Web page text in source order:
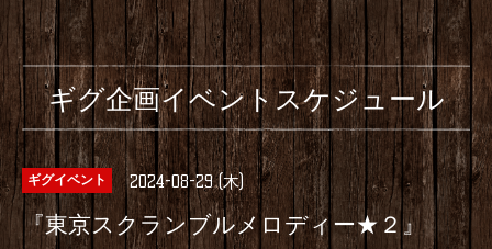
ギグ企画イベントスケジュール
ギグイベント 2024-08-29 (木)
『東京スクランブルメロディー★２』